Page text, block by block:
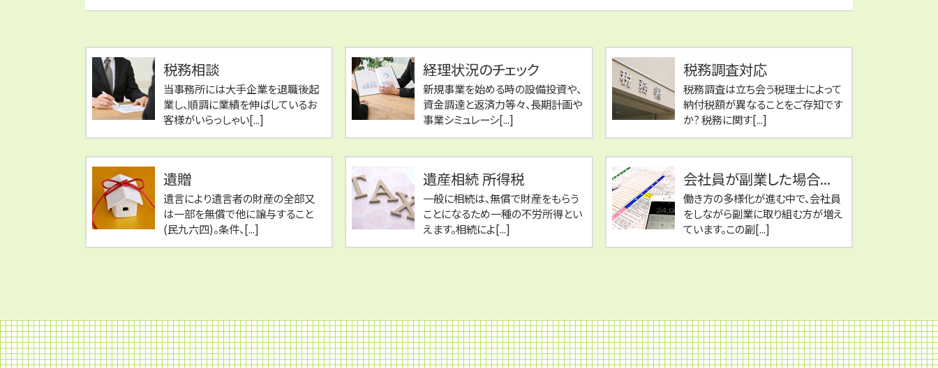
税務相談
当事務所には大手企業を退職後起
業し、順調に業績を伸ばしているお
客様がいらっしゃい[...]
経理状況のチェック
新規事業を始める時の設備投資や、
資金調達と返済力等々、長期計画や
事業シミュレーシ[...]
税務調査対応
税務調査は立ち会う税理士によって
納付税額が異なることをご存知です
か? 税務に関す[...]
遺贈
遺言により遺言者の財産の全部又
は一部を無償で他に譲与すること
(民九六四)。条件、[...]
遺産相続 所得税
一般に相続は、無償で財産をもらう
ことになるため一種の不労所得とい
えます。相続によ[...]
会社員が副業した場合...
働き方の多様化が進む中で、会社員
をしながら副業に取り組む方が増え
ています。この副[...]